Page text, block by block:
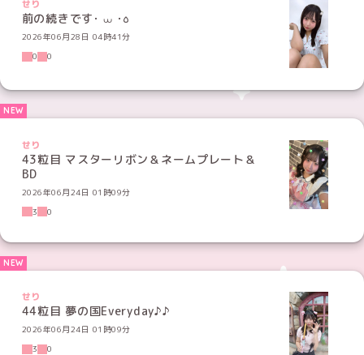
せり
前の続きです･ ⩊ ･꧞
2026年06月28日 04時41分
0
0
せり
43粒目 マスターリボン＆ネームプレート＆
BD
2026年06月24日 01時09分
3
0
せり
44粒目 夢の国Everyday♪♪
2026年06月24日 01時09分
3
0